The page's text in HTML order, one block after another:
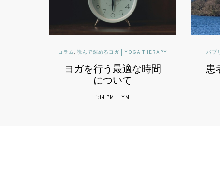
パブリックヘルスに活かすヨガセラピー
患者中心の医療で期待
されるヨガ
4:34 PM